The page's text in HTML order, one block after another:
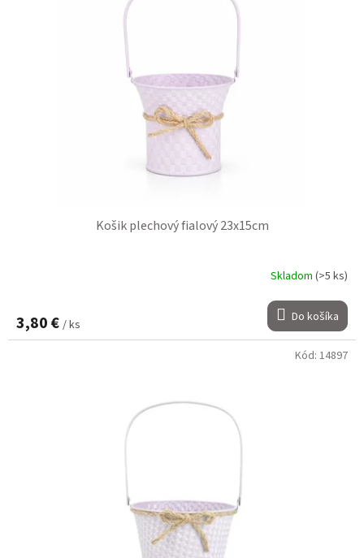
Košik plechový fialový 23x15cm
Skladom (>5 ks)
3,80 € / ks Do košíka
Kód: 14897